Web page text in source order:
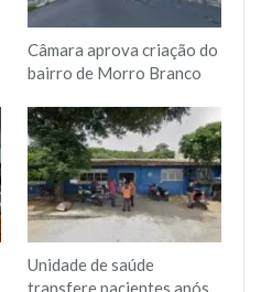
Câmara aprova criação do
bairro de Morro Branco
Unidade de saúde
transfere pacientes após